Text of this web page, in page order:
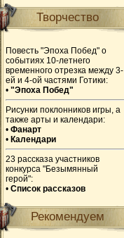
Творчество
Повесть "Эпоха Побед" о
событиях 10-летнего
временного отрезка между 3-
ей и 4-ой частями Готики:
• "Эпоха Побед"
Рисунки поклонников игры, а
также арты и календари:
• Фанарт
• Календари
23 рассказа участников
конкурса "Безымянный
герой":
• Список рассказов
Рекомендуем